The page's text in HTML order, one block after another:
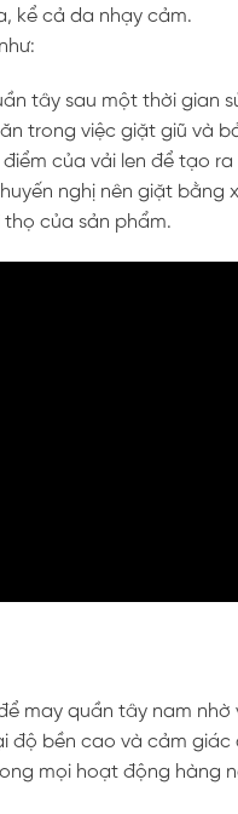
kể cả da nhạy cảm.
như:
tây sau một thời gian
trong việc giặt giũ và
của vải len để tạo
nghị nên giặt
của sản phẩm.
may quần tây nam
độ bền cao và cảm
mọi hoạt động hàng